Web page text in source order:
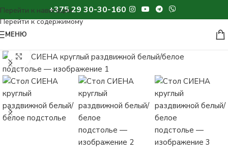
+375 29 30-30-160
МЕНЮ
Нажмите, чтобы увеличить изображение